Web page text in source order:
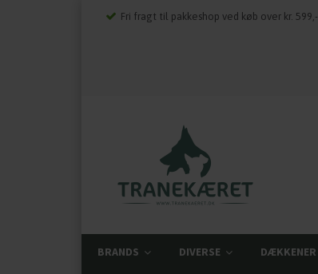
Fri fragt til pakkeshop ved køb over kr. 599,-
BRANDS DIVERSE DÆKKENER